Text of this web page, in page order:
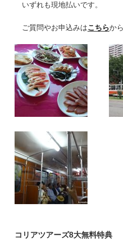
いずれも現地払いです。
ご質問やお申込みはこちらか
コリアツアーズ8大無料特典